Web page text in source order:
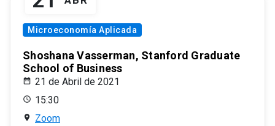
Microeconomía Aplicada
Shoshana Vasserman, Stanford Graduate
School of Business
21 de Abril de 2021
15:30
Zoom